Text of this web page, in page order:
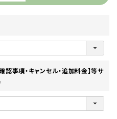
事項・キャンセル・追加料金】等サ